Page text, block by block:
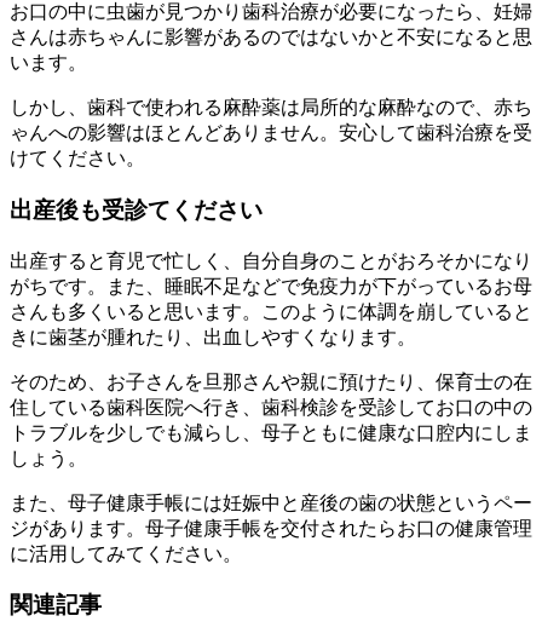
お口の中に虫歯が見つかり歯科治療が必要になったら、妊婦
さんは赤ちゃんに影響があるのではないかと不安になると思
います。
しかし、歯科で使われる麻酔薬は局所的な麻酔なので、赤ち
ゃんへの影響はほとんどありません。安心して歯科治療を受
けてください。
出産後も受診てください
出産すると育児で忙しく、自分自身のことがおろそかになり
がちです。また、睡眠不足などで免疫力が下がっているお母
さんも多くいると思います。このように体調を崩していると
きに歯茎が腫れたり、出血しやすくなります。
そのため、お子さんを旦那さんや親に預けたり、保育士の在
住している歯科医院へ行き、歯科検診を受診してお口の中の
トラブルを少しでも減らし、母子ともに健康な口腔内にしま
しょう。
また、母子健康手帳には妊娠中と産後の歯の状態というペー
ジがあります。母子健康手帳を交付されたらお口の健康管理
に活用してみてください。
関連記事